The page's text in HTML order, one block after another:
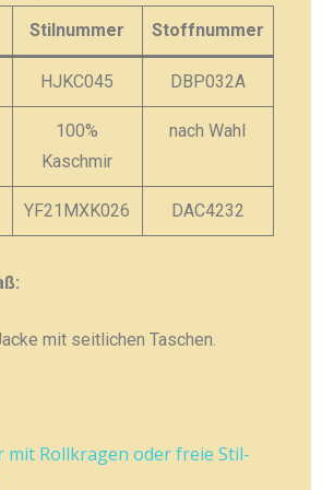
Stilnummer Stoffnummer
HJKC045 DBP032A
100%
Kaschmir
nach Wahl
YF21MXK026 DAC4232
mit seitlichen Taschen.
mit Rollkragen oder freie Stil-